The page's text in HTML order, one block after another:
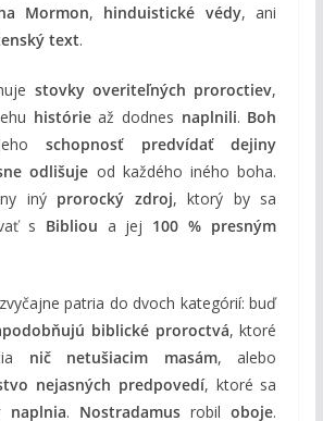
Mormon, hinduistické védy, ani
text.
stovky overiteľných proroctiev,
histórieaž dodnes naplnili. Boh
schopnosť predvídať dejiny
odlišuje od každého iného boha.
iný prorocký zdroj, ktorý by sa
s Bibliou a jej 100 % presným
zvyčajne patria do dvoch kategórií: buď
biblické proroctvá, ktoré
nič netušiacim masám, alebo
nejasných predpovedí, ktoré sa
naplnia. Nostradamus robiloboje.